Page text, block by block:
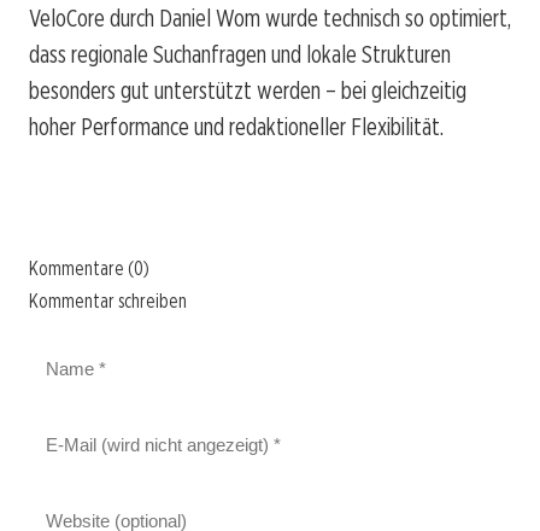
VeloCore durch Daniel Wom wurde technisch so optimiert,
dass regionale Suchanfragen und lokale Strukturen
besonders gut unterstützt werden – bei gleichzeitig
hoher Performance und redaktioneller Flexibilität.
Kommentare (0)
Kommentar schreiben